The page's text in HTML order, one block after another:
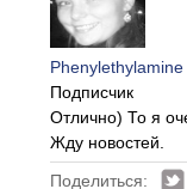
Phenylethylamine
Подписчик
Отлично) То я
Жду новостей.
Поделиться: